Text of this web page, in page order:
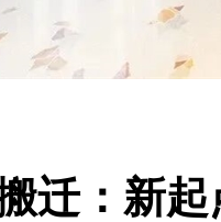
迁：新